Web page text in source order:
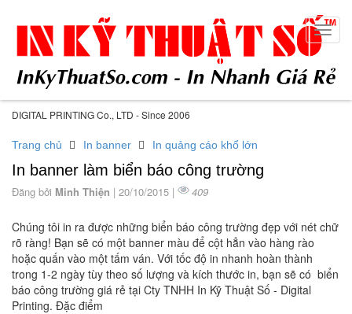
DIGITAL PRINTING Co., LTD - Since 2006
Trang chủ In banner In quảng cáo khổ lớn
In banner làm biển báo công trường
Đăng bởi Minh Thiện | 20/10/2015 | 409
Chúng tôi in ra được những biển báo công trường đẹp với nét chữ
rõ ràng! Bạn sẽ có một banner màu để cột hẳn vào hàng rào
hoặc quấn vào một tấm ván. Với tốc độ in nhanh hoàn thành
trong 1-2 ngày tùy theo số lượng và kích thước in, bạn sẽ có biển
báo công trường giá rẻ tại Cty TNHH In Kỹ Thuật Số - Digital
Printing. Đặc điểm